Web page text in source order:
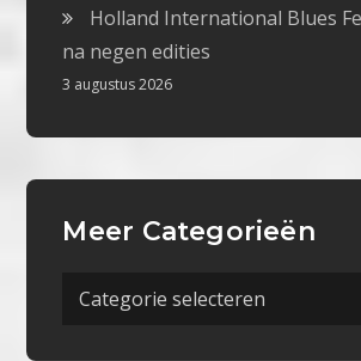
Holland International Blues
na negen edities
3 augustus 2026
Meer Categorieën
Meer